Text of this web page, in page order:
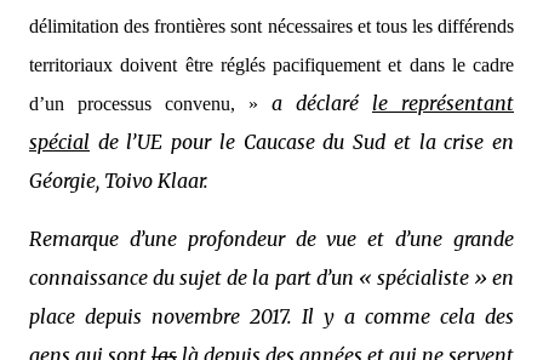
délimitation des frontières sont nécessaires et tous les différends
territoriaux doivent être réglés pacifiquement et dans le cadre
d’un processus convenu, »
a déclaré le représentant
spécial de l’UE pour le Caucase du Sud et la crise en
Géorgie, Toivo Klaar.
Remarque d’une profondeur de vue et d’une grande
connaissance du sujet de la part d’un « spécialiste » en
place depuis novembre 2017. Il y a comme cela des
gens qui sont las là depuis des années et qui ne servent